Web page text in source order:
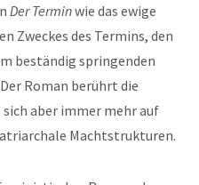
Der Terminwie das ewige
Zweckes des Termins, den
beständig springenden
Roman berührt die
aber immer mehr auf
Machtstrukturen.